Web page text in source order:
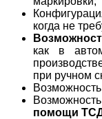
когда не
как в
при ручном
Возможность
помощи